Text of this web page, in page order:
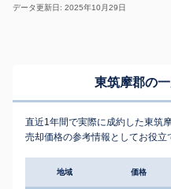
データ更新日: 2025年10月29日
東筑摩郡の
直近1年間で実際に成約した東筑
売却価格の参考情報としてお役立
地域 価格